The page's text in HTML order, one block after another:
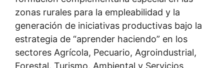
zonas rurales para la empleabilidad y la
generación de iniciativas productivas bajo la
estrategia de “aprender haciendo” en los
sectores Agrícola, Pecuario, Agroindustrial,
Forestal, Turismo, Ambiental y Servicios